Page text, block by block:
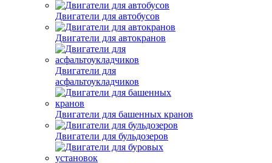
Двигатели для автобусов
Двигатели для автокранов
Двигатели для
асфальтоукладчиков
Двигатели для башенных кранов
Двигатели для бульдозеров